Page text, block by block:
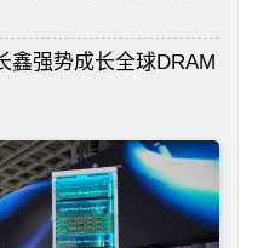
强势成长全球DRAM